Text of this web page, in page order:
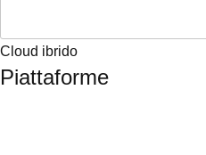
Cloud ibrido
Piattaforme